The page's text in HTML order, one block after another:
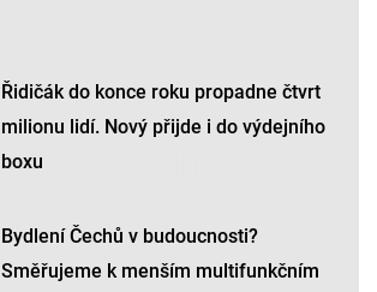
Řidičák do konce roku propadne čtvrt
milionu lidí. Nový přijde i do výdejního
boxu
Bydlení Čechů v budoucnosti?
Směřujeme k menším multifunkčním